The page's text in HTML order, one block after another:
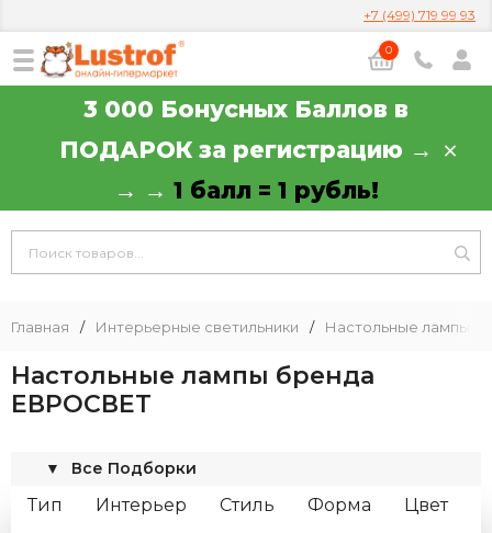
+7 (499) 719 99 93
0
3 000 Бонусных Баллов в
ПОДАРОК за регистрацию →
→ → 1 балл = 1 рубль!
Главная / Интерьерные светильники / Настольные лампы
Настольные лампы бренда
ЕВРОСВЕТ
Все Подборки
▼
Тип Интерьер Стиль Форма
Цвет